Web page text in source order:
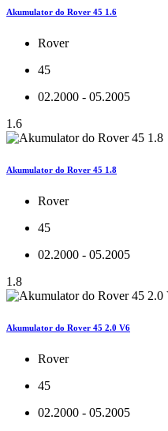
Akumulator do Rover 45 1.6
Rover
45
02.2000 - 05.2005
1.6
Akumulator do Rover 45 1.8
Rover
45
02.2000 - 05.2005
1.8
Akumulator do Rover 45 2.0 V6
Rover
45
02.2000 - 05.2005